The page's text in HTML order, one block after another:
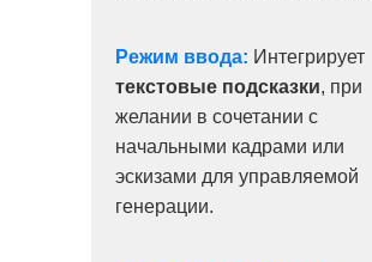
Режим ввода: Интегрирует
текстовые подсказки, при
желании в сочетании с
начальными кадрами или
эскизами для управляемой
генерации.